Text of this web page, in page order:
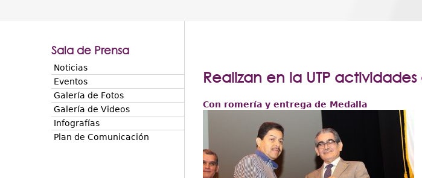
Realizan en la UTP
Con romería y entrega de Medalla
Sala de Prensa
Noticias
Eventos
Galería de Fotos
Galería de Videos
Infografías
Plan de Comunicación